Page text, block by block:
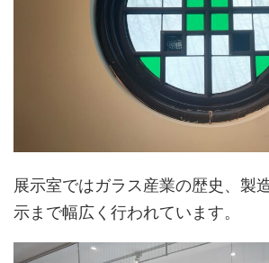
展示室ではガラス産業の歴史、製
示まで幅広く行われています。